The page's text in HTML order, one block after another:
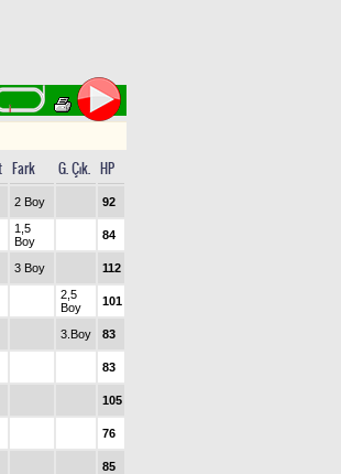
Fark G. Çık. HP
2 Boy 92
1,5
Boy
84
3 Boy 112
2,5
Boy
101
3.Boy 83
83
105
76
85